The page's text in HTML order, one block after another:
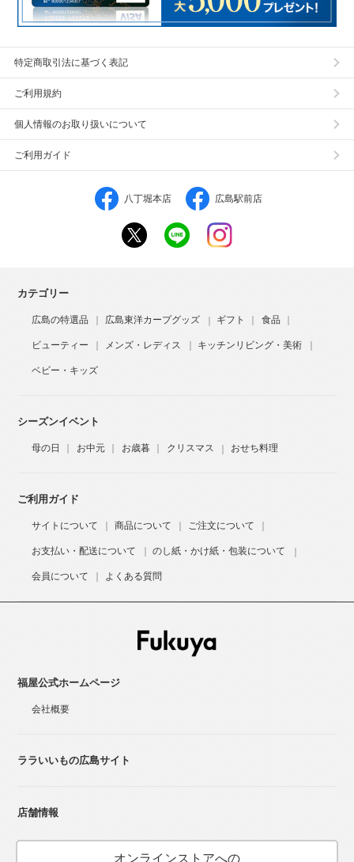
特定商取引法に基づく表記
ご利用規約
個人情報のお取り扱いについて
ご利用ガイド
八丁堀本店 広島駅前店
カテゴリー
広島の特選品 広島東洋カープグッズ ギフト 食品
ビューティー メンズ・レディス キッチンリビング・美術
ベビー・キッズ
シーズンイベント
母の日 お中元 お歳暮 クリスマス おせち料理
ご利用ガイド
サイトについて 商品について ご注文について
お支払い・配送について のし紙・かけ紙・包装について
会員について よくある質問
福屋公式ホームページ
会社概要
ララいいもの広島サイト
店舗情報
オンラインストアへの